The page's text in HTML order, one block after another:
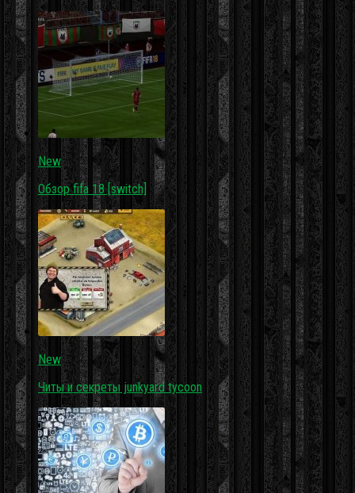
New
Обзор fifa 18 [switch]
New
Читы и секреты junkyard tycoon